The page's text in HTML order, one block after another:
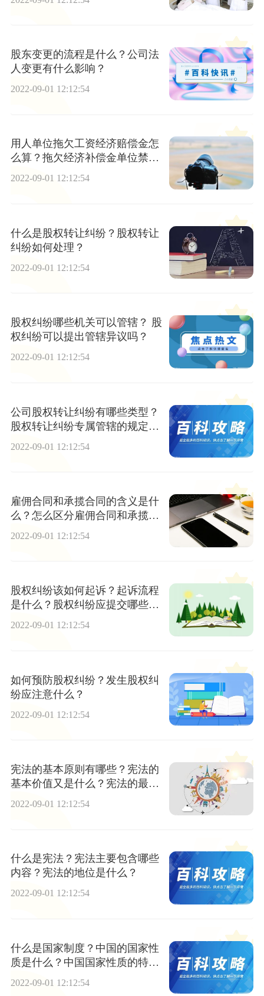
股东变更的流程是什么？公司法
人变更有什么影响？
2022-09-01 12:12:54
用人单位拖欠工资经济赔偿金怎
么算？拖欠经济补偿金单位禁止
裁员！
2022-09-01 12:12:54
什么是股权转让纠纷？股权转让
纠纷如何处理？
2022-09-01 12:12:54
股权纠纷哪些机关可以管辖？ 股
权纠纷可以提出管辖异议吗？
2022-09-01 12:12:54
公司股权转让纠纷有哪些类型？
股权转让纠纷专属管辖的规定具
2022-09-01 12:12:54
雇佣合同和承揽合同的含义是什
么？怎么区分雇佣合同和承揽合
2022-09-01 12:12:54
股权纠纷该如何起诉？起诉流程
是什么？股权纠纷应提交哪些材
料？
2022-09-01 12:12:54
如何预防股权纠纷？发生股权纠
纷应注意什么？
2022-09-01 12:12:54
宪法的基本原则有哪些？宪法的
基本价值又是什么？宪法的最核
心的价值追求是什么？
2022-09-01 12:12:54
什么是宪法？宪法主要包含哪些
内容？宪法的地位是什么？
2022-09-01 12:12:54
什么是国家制度？中国的国家性
质是什么？中国国家性质的特点
2022-09-01 12:12:54